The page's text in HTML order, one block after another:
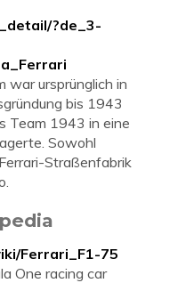
?de_3-
war ursprünglich in
bis 1943
Team 1943 in eine
Sowohl
Straßenfabrik
Ferrari_F1-75
One racing car